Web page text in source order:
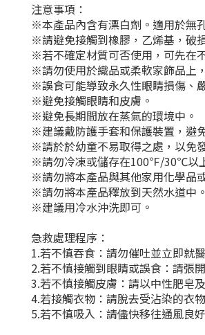
注意事項：
※本產品內含有漂白劑。適用於無
※請避免接觸到橡膠，乙烯基，破
※若不確定材質可否使用，可先在
※請勿使用於織品或柔軟家飾品上
※誤食可能導致永久性眼睛損傷、
※避免接觸眼睛和皮膚。
※避免長期間放在蒸氣的環境中。
※建議戴防護手套和保護裝置，避
※請於於幼童不易取得之處，以免
※請勿冷凍或儲存在100℉/30℃以
※請勿將本產品與其他家用化學品
※請勿將本產品釋放到天然水道中。
※建議用冷水沖洗即可。
急救處理程序：
1.若不慎吞食：請勿催吐並立即就
2.若不慎接觸到眼睛或誤食：請張
3.若不慎接觸皮膚：請以中性肥皂
4.若接觸衣物：請脫去受沾染的衣
5.若不慎吸入：請儘快移往通風良